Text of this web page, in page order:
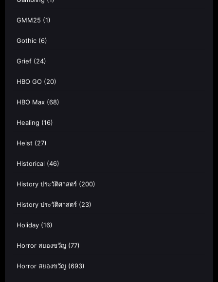
GMM25 (1)
Gothic (6)
Grief (24)
HBO GO (20)
HBO Max (68)
Healing (16)
Heist (27)
Historical (46)
History ประวัติศาสตร์ (200)
History ประวัติศาสตร์ (23)
Holiday (16)
Horror สยองขวัญ (77)
Horror สยองขวัญ (693)